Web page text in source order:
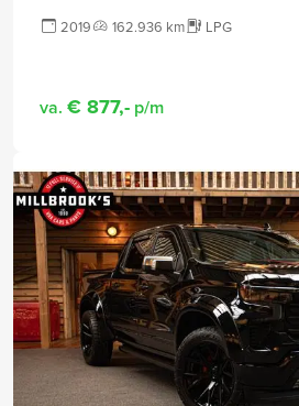
2019 162.936 km LPG
va. € 877,- p/m